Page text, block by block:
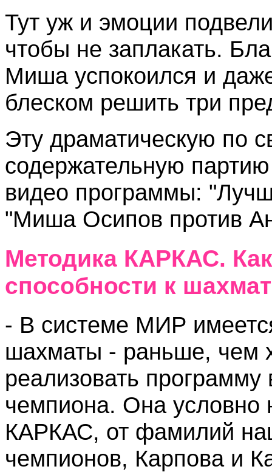
Тут уж и эмоции
чтобы не заплакать.
Миша успокоился и
блеском решить три
Эту драматическую по
содержательную
видео программы:
"Миша Осипов против
Методика КАРКАС.
способности к
- В системе МИР
шахматы - раньше, чем
реализовать
чемпиона. Она условно
КАРКАС, от фамилий
чемпионов, Карпова и